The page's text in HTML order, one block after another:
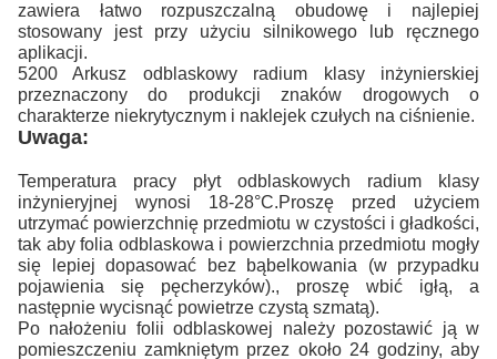
zawiera łatwo rozpuszczalną obudowę i najlepiej
stosowany jest przy użyciu silnikowego lub ręcznego
aplikacji.
5200 Arkusz odblaskowy radium klasy inżynierskiej
przeznaczony do produkcji znaków drogowych o
charakterze niekrytycznym i naklejek czułych na ciśnienie.
Uwaga:
Temperatura pracy płyt odblaskowych radium klasy
inżynieryjnej wynosi 18-28°C.Proszę przed użyciem
utrzymać powierzchnię przedmiotu w czystości i gładkości,
tak aby folia odblaskowa i powierzchnia przedmiotu mogły
się lepiej dopasować bez bąbelkowania (w przypadku
pojawienia się pęcherzyków)., proszę wbić igłą, a
następnie wycisnąć powietrze czystą szmatą).
Po nałożeniu folii odblaskowej należy pozostawić ją w
pomieszczeniu zamkniętym przez około 24 godziny, aby